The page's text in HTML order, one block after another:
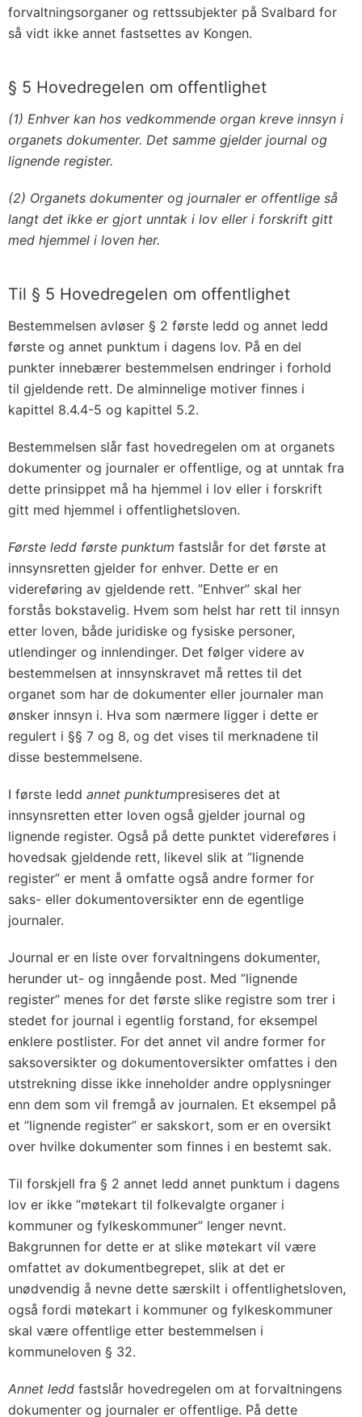
forvaltningsorganer og rettssubjekter på Svalbard for
så vidt ikke annet fastsettes av Kongen.
§ 5 Hovedregelen om offentlighet
(1) Enhver kan hos vedkommende organ kreve innsyn i
organets dokumenter. Det samme gjelder journal og
lignende register.
(2) Organets dokumenter og journaler er offentlige så
langt det ikke er gjort unntak i lov eller i forskrift gitt
med hjemmel i loven her.
Til § 5 Hovedregelen om offentlighet
Bestemmelsen avløser § 2 første ledd og annet ledd
første og annet punktum i dagens lov. På en del
punkter innebærer bestemmelsen endringer i forhold
til gjeldende rett. De alminnelige motiver finnes i
kapittel 8.4.4-5 og kapittel 5.2.
Bestemmelsen slår fast hovedregelen om at organets
dokumenter og journaler er offentlige, og at unntak fra
dette prinsippet må ha hjemmel i lov eller i forskrift
gitt med hjemmel i offentlighetsloven.
Første ledd første punktum fastslår for det første at
innsynsretten gjelder for enhver. Dette er en
videreføring av gjeldende rett. ”Enhver” skal her
forstås bokstavelig. Hvem som helst har rett til innsyn
etter loven, både juridiske og fysiske personer,
utlendinger og innlendinger. Det følger videre av
bestemmelsen at innsynskravet må rettes til det
organet som har de dokumenter eller journaler man
ønsker innsyn i. Hva som nærmere ligger i dette er
regulert i §§ 7 og 8, og det vises til merknadene til
disse bestemmelsene.
I første ledd annet punktumpresiseres det at
innsynsretten etter loven også gjelder journal og
lignende register. Også på dette punktet videreføres i
hovedsak gjeldende rett, likevel slik at ”lignende
register” er ment å omfatte også andre former for
saks- eller dokumentoversikter enn de egentlige
journaler.
Journal er en liste over forvaltningens dokumenter,
herunder ut- og inngående post. Med ”lignende
register” menes for det første slike registre som trer i
stedet for journal i egentlig forstand, for eksempel
enklere postlister. For det annet vil andre former for
saksoversikter og dokumentoversikter omfattes i den
utstrekning disse ikke inneholder andre opplysninger
enn dem som vil fremgå av journalen. Et eksempel på
et ”lignende register” er sakskort, som er en oversikt
over hvilke dokumenter som finnes i en bestemt sak.
Til forskjell fra § 2 annet ledd annet punktum i dagens
lov er ikke ”møtekart til folkevalgte organer i
kommuner og fylkeskommuner” lenger nevnt.
Bakgrunnen for dette er at slike møtekart vil være
omfattet av dokumentbegrepet, slik at det er
unødvendig å nevne dette særskilt i offentlighetsloven,
også fordi møtekart i kommuner og fylkeskommuner
skal være offentlige etter bestemmelsen i
kommuneloven § 32.
Annet ledd fastslår hovedregelen om at forvaltningens
dokumenter og journaler er offentlige. På dette